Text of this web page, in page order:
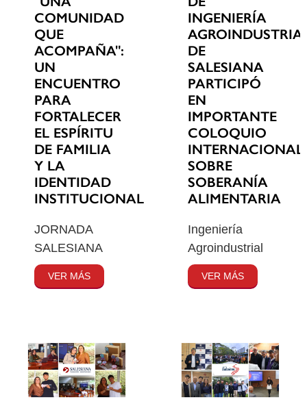
COMUNIDAD
QUE
ACOMPAÑA":
UN
ENCUENTRO
PARA
FORTALECER
EL ESPÍRITU
DE FAMILIA
Y LA
IDENTIDAD
INSTITUCIONAL
JORNADA
SALESIANA
VER MÁS
INGENIERÍA
DE
SALESIANA
PARTICIPÓ
EN
IMPORTANTE
COLOQUIO
INTERNACIONAL
SOBRE
SOBERANÍA
ALIMENTARIA
Ingeniería
Agroindustrial
VER MÁS